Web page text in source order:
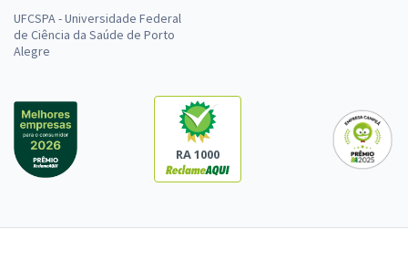
UFCSPA - Universidade Federal
de Ciência da Saúde de Porto
Alegre
RA 1000